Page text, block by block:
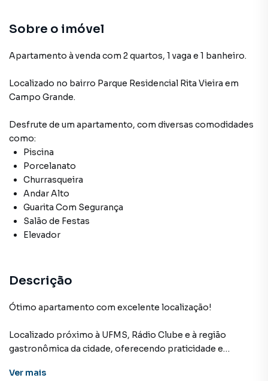
Sobre o imóvel
Apartamento à venda com 2 quartos, 1 vaga e 1 banheiro.
Localizado no bairro Parque Residencial Rita Vieira em
Campo Grande.
Desfrute de um apartamento, com diversas comodidades
como:
Piscina
Porcelanato
Churrasqueira
Andar Alto
Guarita Com Segurança
Salão de Festas
Elevador
Descrição
Ótimo apartamento com excelente localização!
Localizado próximo à UFMS, Rádio Clube e à região
gastronômica da cidade, oferecendo praticidade e
Ver mais